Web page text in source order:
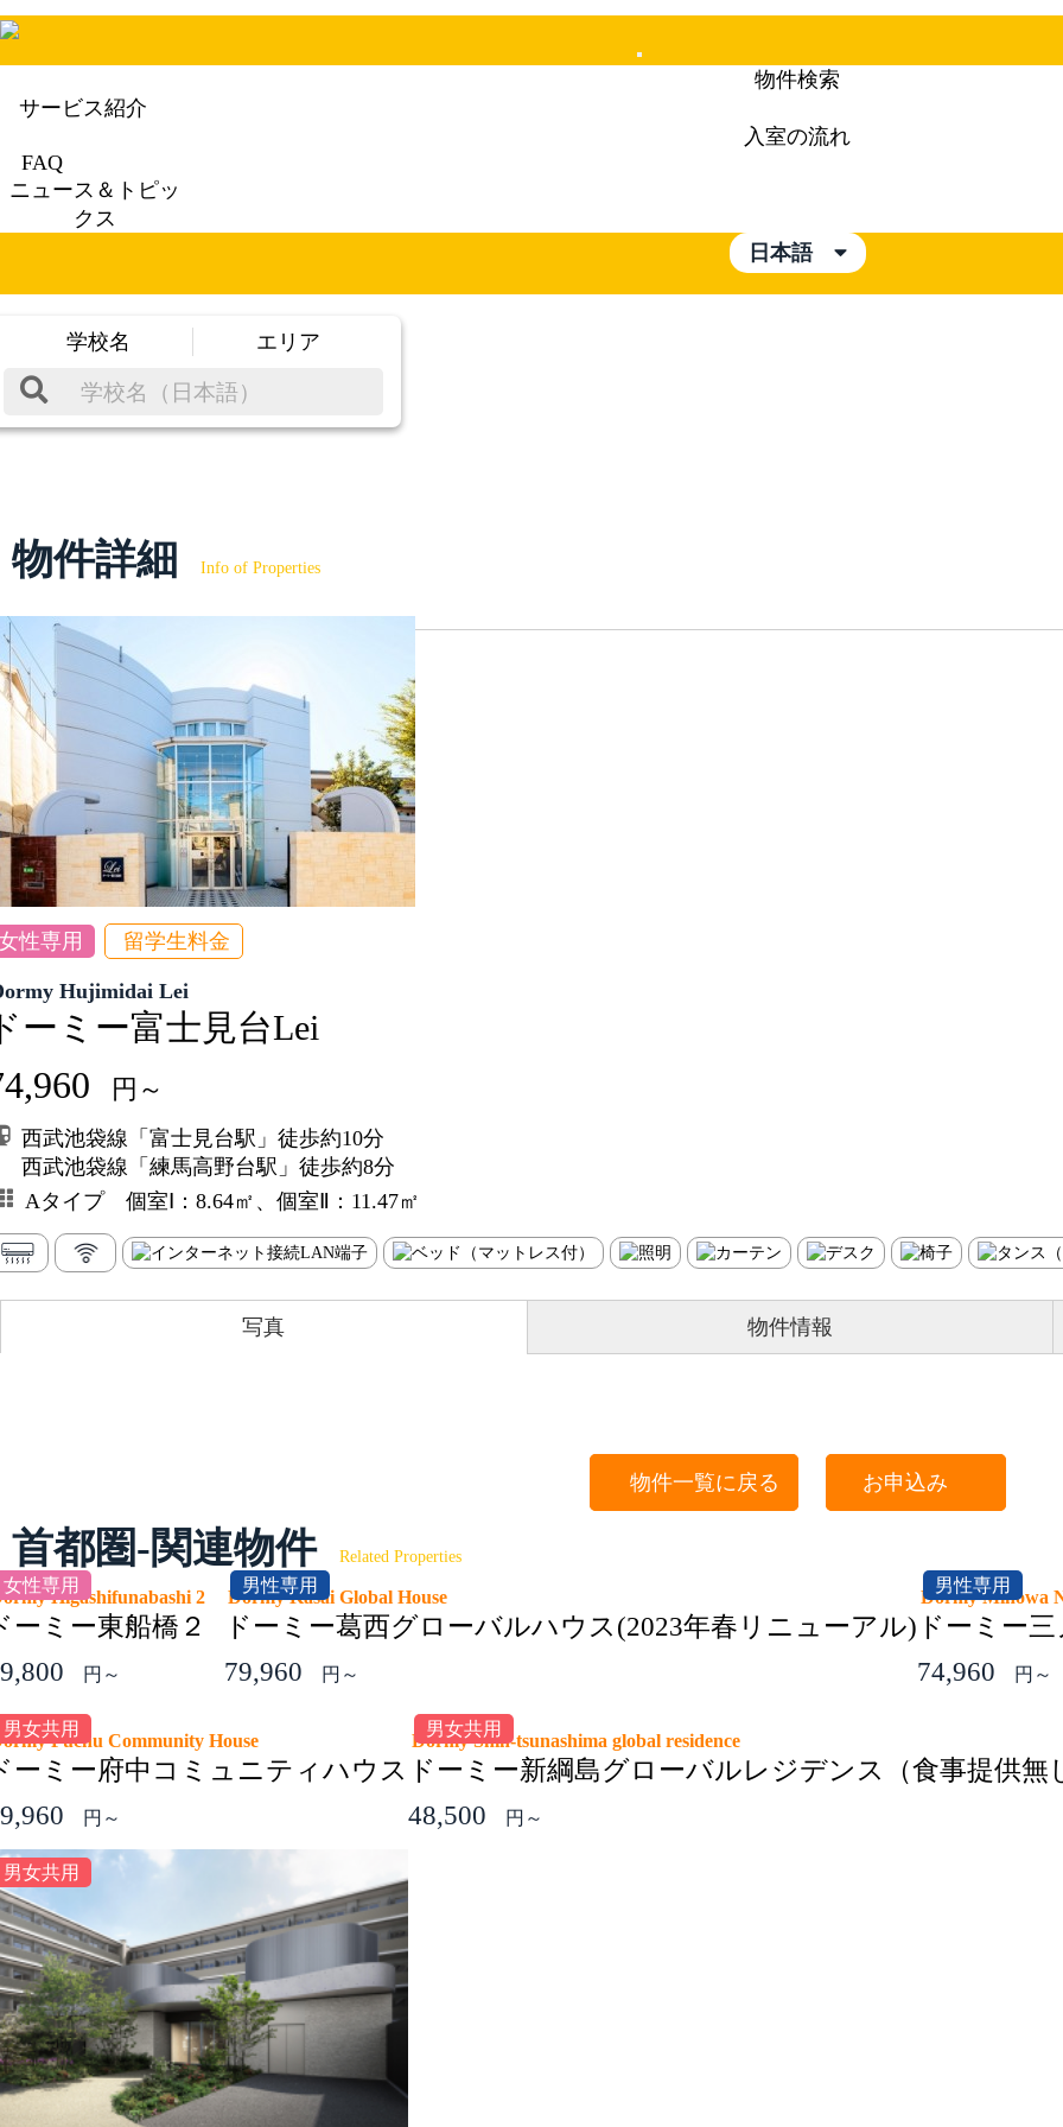
Mobile
物件検索
サービス紹介
入室の流れ
FAQ
ニュース＆トピッ
クス
日本語
学校名 エリア
物件詳細 Info of Properties
性専用 留学生料金
Hujimidai Lei
ーミー富士見台Lei
円～
西武池袋線「富士見台駅」徒歩約10分
西武池袋線「練馬高野台駅」徒歩約8分
Aタイプ 個室Ⅰ：8.64㎡、個室Ⅱ：11.47㎡
写真 物件情報
物件一覧に戻る お申込み
首都圏-関連物件 Related Properties
女性専用
Higashifunabashi 2
ーミー東船橋２
円～
男性専用
Dormy Kasai Global House
ドーミー葛西グローバルハウス(2023年春リニューアル)
79,960
円～
男性専用
Dormy Minowa
ドーミー
74,960
円～
男女共用
Fuchu Community House
ーミー府中コミュニティハウス
円～
男女共用
Dormy Shin-tsunashima global residence
ドーミー新綱島グローバルレジデンス（食事提供無
48,500
円～
男女共用